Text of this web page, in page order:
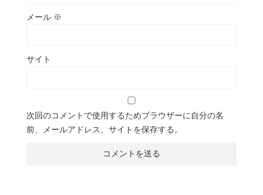
メール ※
サイト
次回のコメントで使用するためブラウザーに自分の名
前、メールアドレス、サイトを保存する。